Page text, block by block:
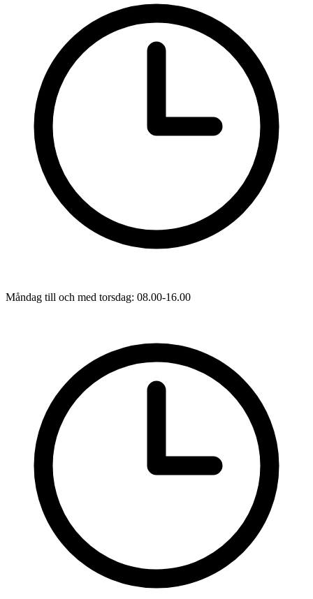
Måndag till och med torsdag: 08.00-16.00